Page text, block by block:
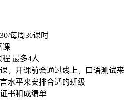
每周30课时
课
最多4人
，开课前会通过线上，口语测试来
水平来安排合适的班级
书和成绩单